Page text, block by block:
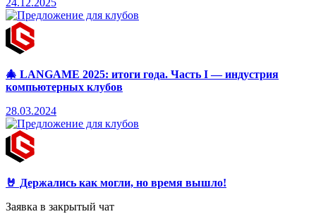
24.12.2025
🎄 LANGAME 2025: итоги года. Часть I — индустрия
компьютерных клубов
28.03.2024
🤘 Держались как могли, но время вышло!
Заявка в закрытый чат